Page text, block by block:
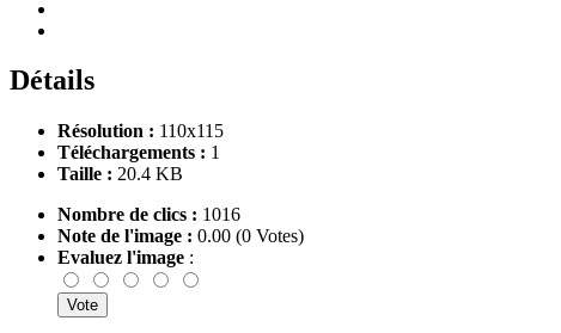
Détails
Résolution : 110x115
Téléchargements : 1
Taille : 20.4 KB
Nombre de clics : 1016
Note de l'image : 0.00 (0 Votes)
Evaluez l'image :